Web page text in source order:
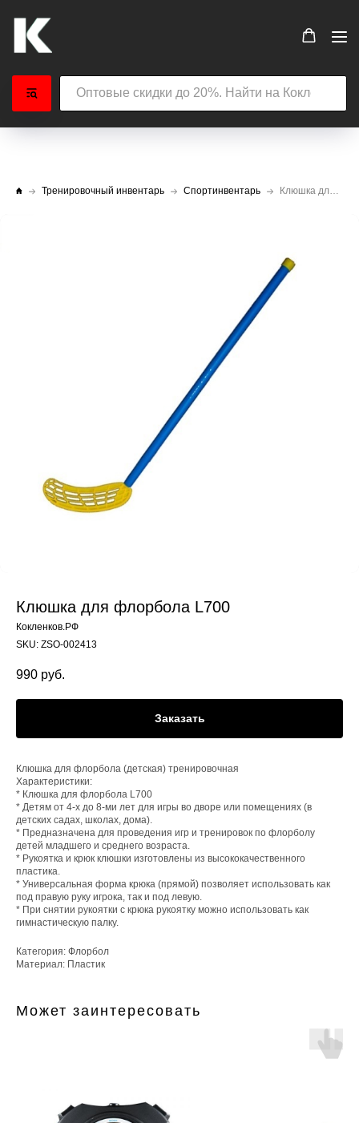
Тренировочный инвентарь Спортинвентарь
Клюшка для флорбола L700
Кокленков.РФ
SKU: ZSO-002413
990 руб.
Заказать
Клюшка для флорбола (детская) тренировочная
Характеристики:
* Клюшка для флорбола L700
* Детям от 4-х до 8-ми лет для игры во дворе или помещениях (в
детских садах, школах, дома).
* Предназначена для проведения игр и тренировок по флорболу
детей младшего и среднего возраста.
* Рукоятка и крюк клюшки изготовлены из высококачественного
пластика.
* Универсальная форма крюка (прямой) позволяет использовать как
под правую руку игрока, так и под левую.
* При снятии рукоятки с крюка рукоятку можно использовать как
гимнастическую палку.
Категория: Флорбол
Материал: Пластик
Может заинтересовать